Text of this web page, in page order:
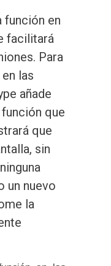
función en
facilitará
Para
las
añade
que
que
sin
un nuevo
la